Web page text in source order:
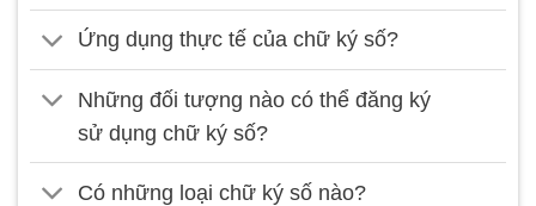
Ứng dụng thực tế của chữ ký số?
Những đối tượng nào có thể đăng ký
sử dụng chữ ký số?
Có những loại chữ ký số nào?